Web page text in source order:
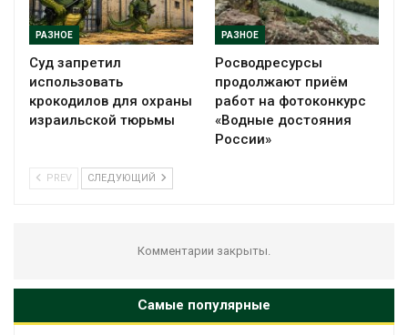
РАЗНОЕ
Суд запретил
использовать
крокодилов для охраны
израильской тюрьмы
РАЗНОЕ
Росводресурсы
продолжают приём
работ на фотоконкурс
«Водные достояния
России»
PREV СЛЕДУЮЩИЙ
Комментарии закрыты.
Самые популярные